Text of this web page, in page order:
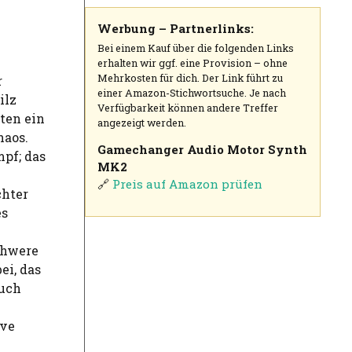
ein
das
das
Werbung – Partnerlinks:
Bei einem Kauf über die folgenden Links
erhalten wir ggf. eine Provision – ohne
Mehrkosten für dich. Der Link führt zu
einer Amazon-Stichwortsuche. Je nach
Verfügbarkeit können andere Treffer
angezeigt werden.
Gamechanger Audio Motor Synth
MK2
🔗 Preis auf Amazon prüfen